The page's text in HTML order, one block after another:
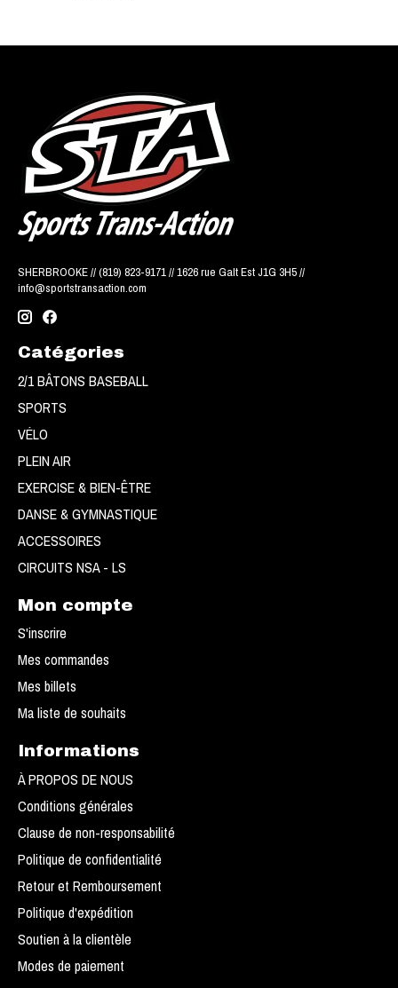
SHERBROOKE // (819) 823-9171 // 1626 rue Galt Est J1G 3H5 //
info@sportstransaction.com
Catégories
2/1 BÂTONS BASEBALL
SPORTS
VÉLO
PLEIN AIR
EXERCISE & BIEN-ÊTRE
DANSE & GYMNASTIQUE
ACCESSOIRES
CIRCUITS NSA - LS
Mon compte
S'inscrire
Mes commandes
Mes billets
Ma liste de souhaits
Informations
À PROPOS DE NOUS
Conditions générales
Clause de non-responsabilité
Politique de confidentialité
Retour et Remboursement
Politique d'expédition
Soutien à la clientèle
Modes de paiement